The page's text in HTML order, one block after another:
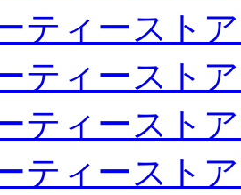
ティースト
ティースト
ティースト
ティースト